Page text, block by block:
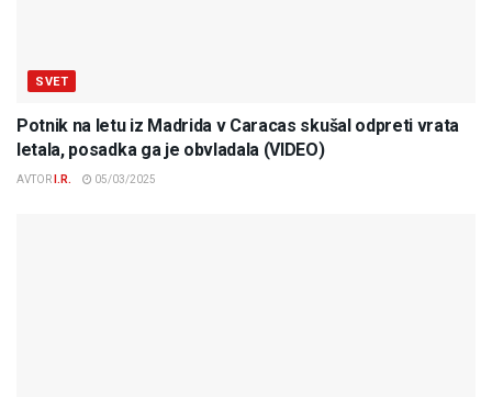
SVET
Potnik na letu iz Madrida v Caracas skušal odpreti vrata
letala, posadka ga je obvladala (VIDEO)
AVTOR I.R. 05/03/2025